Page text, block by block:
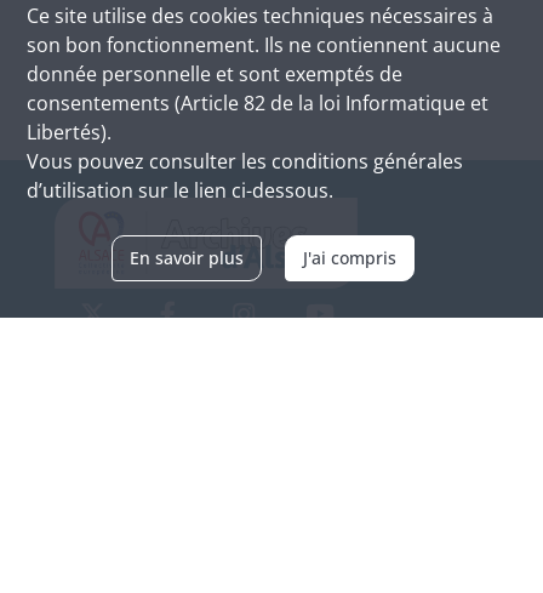
Ce site utilise des cookies techniques nécessaires à
son bon fonctionnement. Ils ne contiennent aucune
donnée personnelle et sont exemptés de
consentements (Article 82 de la loi Informatique et
Libertés).
Vous pouvez consulter les conditions générales
d’utilisation sur le lien ci-dessous.
En savoir plus J'ai compris